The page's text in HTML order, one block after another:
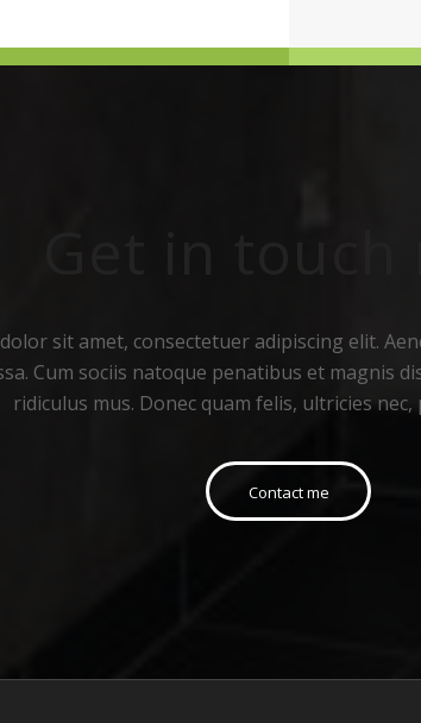
Get in
sit amet, consectetuer adipiscing elit.
Cum sociis natoque penatibus et magnis
ridiculus mus. Donec quam felis, ultricies nec,
Contact me